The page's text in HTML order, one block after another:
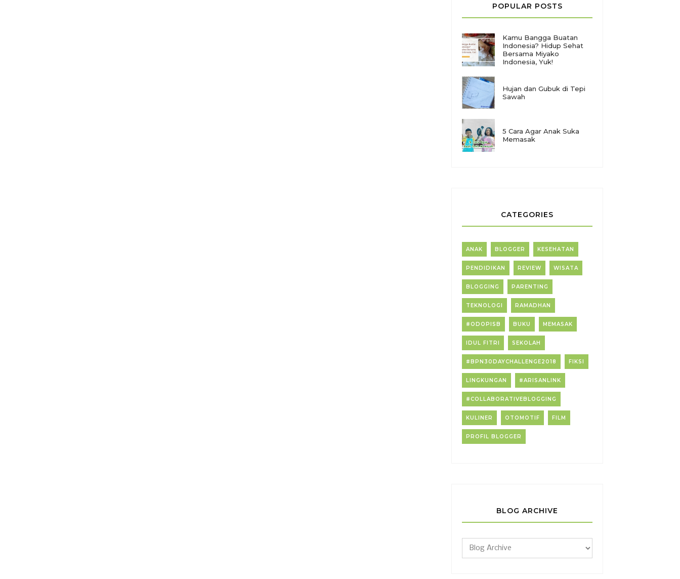
POPULAR POSTS
Kamu Bangga Buatan
Indonesia? Hidup Sehat
Bersama Miyako
Indonesia, Yuk!
Hujan dan Gubuk di Tepi
Sawah
5 Cara Agar Anak Suka
Memasak
CATEGORIES
ANAK BLOGGER KESEHATAN
PENDIDIKAN REVIEW WISATA
BLOGGING PARENTING
TEKNOLOGI RAMADHAN
#ODOPISB BUKU MEMASAK
IDUL FITRI SEKOLAH
#BPN30DAYCHALLENGE2018 FIKSI
LINGKUNGAN #ARISANLINK
#COLLABORATIVEBLOGGING
KULINER OTOMOTIF FILM
PROFIL BLOGGER
BLOG ARCHIVE